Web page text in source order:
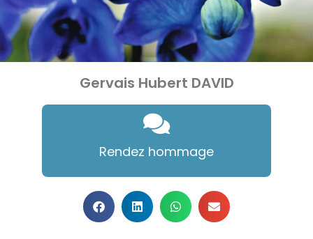
Gervais Hubert DAVID
Rendez hommage